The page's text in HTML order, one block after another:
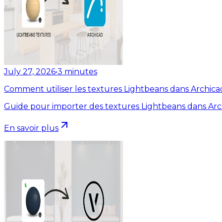
July 27, 2026•3 minutes
Comment utiliser les textures Lightbeans dans
Guide pour importer des textures Lightbeans dans
En savoir plus